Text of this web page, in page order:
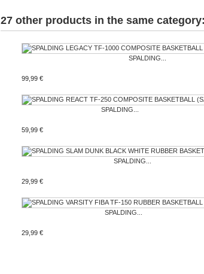
27 other products in the same category:
SPALDING...
99,99 €
SPALDING...
59,99 €
SPALDING...
29,99 €
SPALDING...
29,99 €